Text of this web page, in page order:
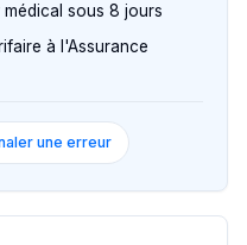
sous 8 jours
à l'Assurance
une erreur